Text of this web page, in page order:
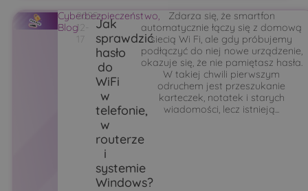
Cyberbezpieczeństwo,
Blog
2025-
12-
17
Jak
sprawdzić
hasło
do
WiFi
w
telefonie,
w
routerze
i
systemie
Windows?
Zdarza się, że smartfon
automatycznie łączy się z domową
siecią Wi Fi, ale gdy próbujemy
podłączyć do niej nowe urządzenie,
okazuje się, że nie pamiętasz hasła.
W takiej chwili pierwszym
odruchem jest przeszukanie
karteczek, notatek i starych
wiadomości, lecz istnieją...